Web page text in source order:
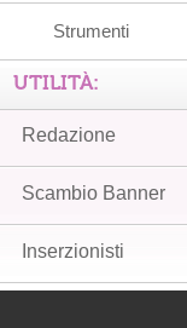
Strumenti
UTILITÀ:
Redazione
Scambio Banner
Inserzionisti